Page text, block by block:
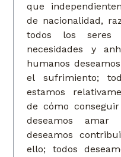
que
de nacionalidad,
todos los seres
necesidades y
humanos
el sufrimiento;
estamos
de cómo
deseamos
deseamos
ello; todos